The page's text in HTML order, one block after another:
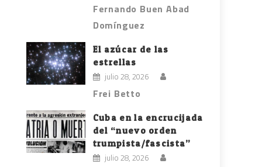
Fernando Buen Abad
Domínguez
El azúcar de las
estrellas
julio 28, 2026
Frei Betto
Cuba en la encrucijada
del “nuevo orden
trumpista/fascista”
julio 28, 2026